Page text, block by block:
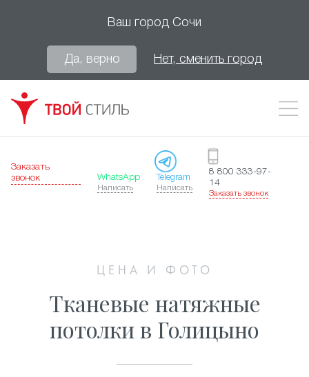
Ваш город Сочи
Да, верно Нет, сменить город
Заказать
звонок
WhatsApp
Написать
Telegram
Написать
8 800 333-97-
14
Заказать звонок
ЦЕНА И ФОТО
Тканевые натяжные
потолки в Голицыно